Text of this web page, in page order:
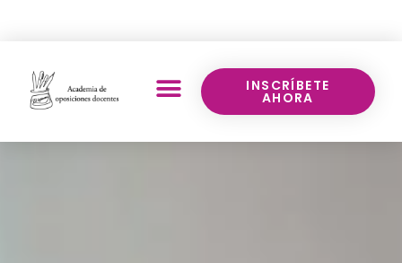
INSCRÍBETE
AHORA